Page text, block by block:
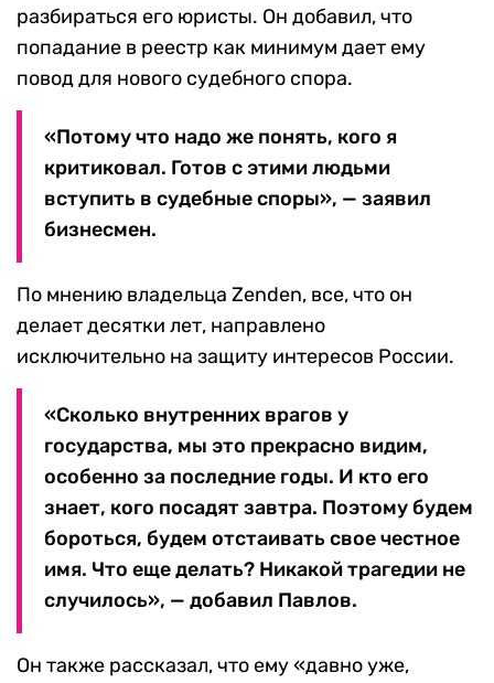
разбираться его юристы. Он добавил, что
попадание в реестр как минимум дает ему
повод для нового судебного спора.
«Потому что надо же понять, кого я
критиковал. Готов с этими людьми
вступить в судебные споры», — заявил
бизнесмен.
По мнению владельца Zenden, все, что он
делает десятки лет, направлено
исключительно на защиту интересов России.
«Сколько внутренних врагов у
государства, мы это прекрасно видим,
особенно за последние годы. И кто его
знает, кого посадят завтра. Поэтому будем
бороться, будем отстаивать свое честное
имя. Что еще делать? Никакой трагедии не
случилось», — добавил Павлов.
Он также рассказал, что ему «давно уже,